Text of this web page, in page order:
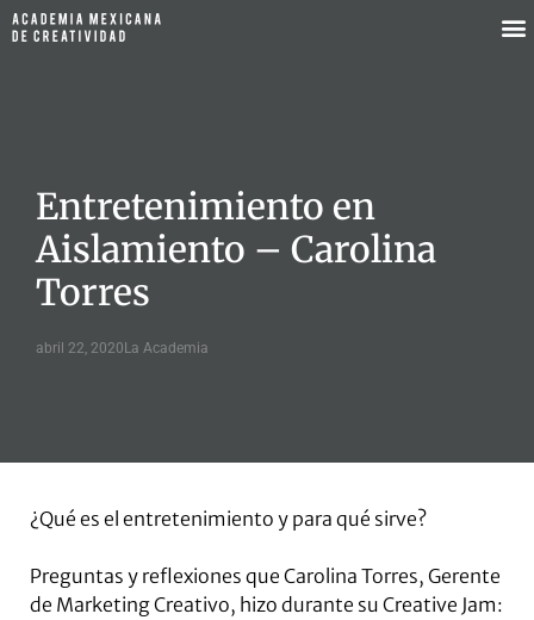
Entretenimiento en
Aislamiento – Carolina
Torres
abril 22, 2020 La Academia
¿Qué es el entretenimiento y para qué sirve?
Preguntas y reflexiones que Carolina Torres, Gerente
de Marketing Creativo, hizo durante su Creative Jam: